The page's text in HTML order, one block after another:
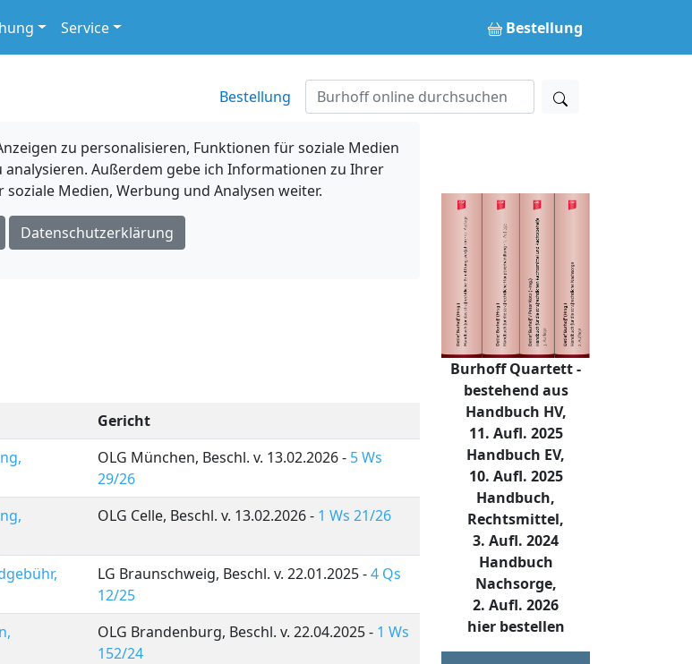
Service Bestellung
Bestellung
zu personalisieren, Funktionen für soziale Medien
Außerdem gebe ich Informationen zu Ihrer
Medien, Werbung und Analysen weiter.
Datenschutzerklärung
Gericht
OLG München, Beschl. v. 13.02.2026 - 5 Ws
29/26
OLG Celle, Beschl. v. 13.02.2026 - 1 Ws 21/26
LG Braunschweig, Beschl. v. 22.01.2025 -4 Qs
12/25
OLG Brandenburg, Beschl. v. 22.04.2025 - 1 Ws
152/24
Burhoff Quartett -
bestehend aus
Handbuch HV,
11. Aufl. 2025
Handbuch EV,
10. Aufl. 2025
Handbuch,
Rechtsmittel,
3. Aufl. 2024
Handbuch
Nachsorge,
2. Aufl. 2026
hier bestellen